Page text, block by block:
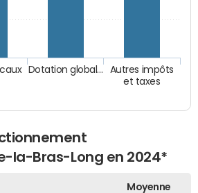
Autres impôts
et taxes
Dotation global…
la-Bras-Long en 2024*
Moyenne